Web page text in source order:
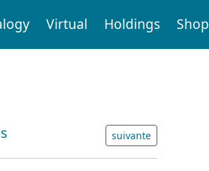
Virtual Holdings Shop
suivante